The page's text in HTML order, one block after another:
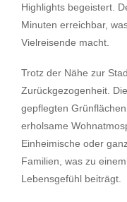
Highlights begeistert.
Minuten erreichbar,
Vielreisende macht.
Trotz der Nähe zur
Zurückgezogenheit.
gepflegten
erholsame
Einheimische oder
Familien, was zu
Lebensgefühl beiträgt.